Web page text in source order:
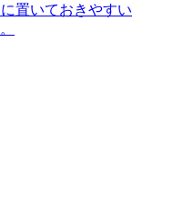
置いておきやすい